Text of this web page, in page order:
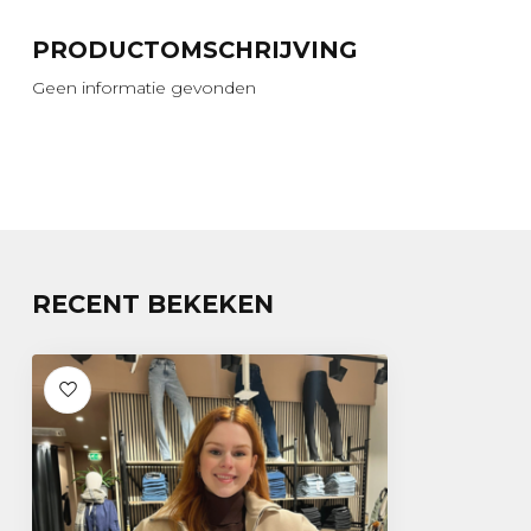
PRODUCTOMSCHRIJVING
Geen informatie gevonden
RECENT BEKEKEN